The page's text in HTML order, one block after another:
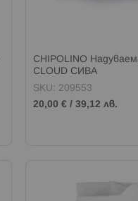
CHIPOLINO
CLOUD СИВА
SKU: 209553
20,00 € /39,12 лв.